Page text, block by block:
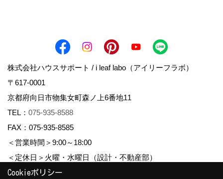
株式会社ハウスサポート / i leaf labo（アイリーフラボ）
〒617-0001
京都府向日市物集女町森ノ上6番地11
TEL： 075-935-8588
FAX：075-935-8585
＜営業時間＞9:00～18:00
＜定休日＞火曜・水曜日（設計・不動産部）
Cookieポリシー